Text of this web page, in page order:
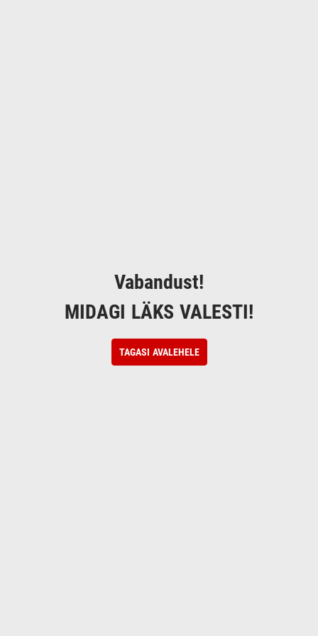
Vabandust!
MIDAGI LÄKS VALESTI!
TAGASI AVALEHELE